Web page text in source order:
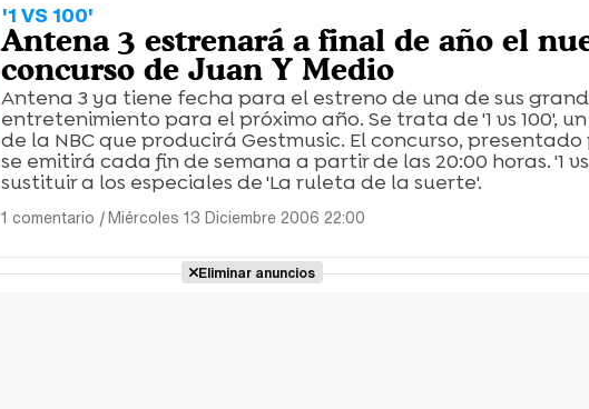
'1 VS 100'
Antena 3 estrenará a final de año el
concurso de Juan Y Medio
Antena 3 ya tiene fecha para el estreno de una de sus
entretenimiento para el próximo año. Se trata de '1 vs 100',
de la NBC que producirá Gestmusic. El concurso, presentado
se emitirá cada fin de semana a partir de las 20:00 horas. '1
sustituir a los especiales de 'La ruleta de la suerte'.
1 comentario |Miércoles 13 Diciembre 2006 22:00
Eliminar anuncios